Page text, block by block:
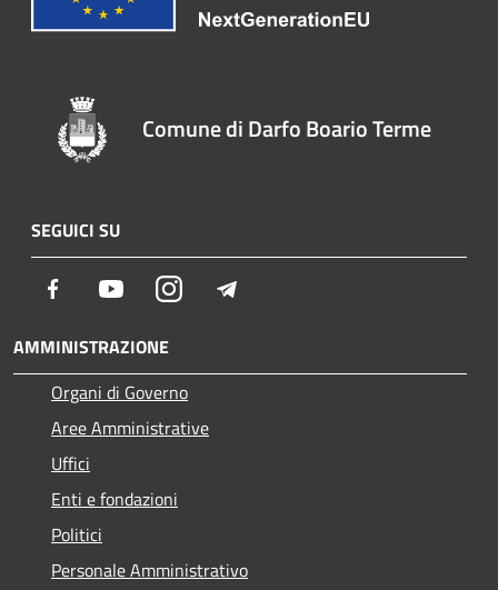
Comune di Darfo Boario Terme
SEGUICI SU
Facebook YoutubeInstagram
AMMINISTRAZIONE
Organi di Governo
Aree Amministrative
Uffici
Enti e fondazioni
Politici
Personale Amministrativo